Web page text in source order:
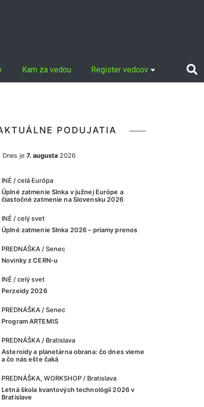
Kam za vedou Register vedcov
PODUJATIA
Dnes je 7. augusta2026
INÉ / celá Európa
Úplné zatmenie Slnka v južnej Európe a
čiastočné zatmenie na Slovensku 2026
INÉ / celý svet
Úplné zatmenie Slnka 2026 – priamy prenos
PREDNÁŠKA / Senec
Novinky z CERN-u
INÉ / celý svet
Perzeidy 2026
PREDNÁŠKA / Senec
Program ARTEMIS
PREDNÁŠKA / Bratislava
Asteroidy a planetárna obrana: čo dnes vieme
a čo nás ešte čaká
PREDNÁŠKA, WORKSHOP / Bratislava
Letná škola kvantových technológií 2026 v
Bratislave